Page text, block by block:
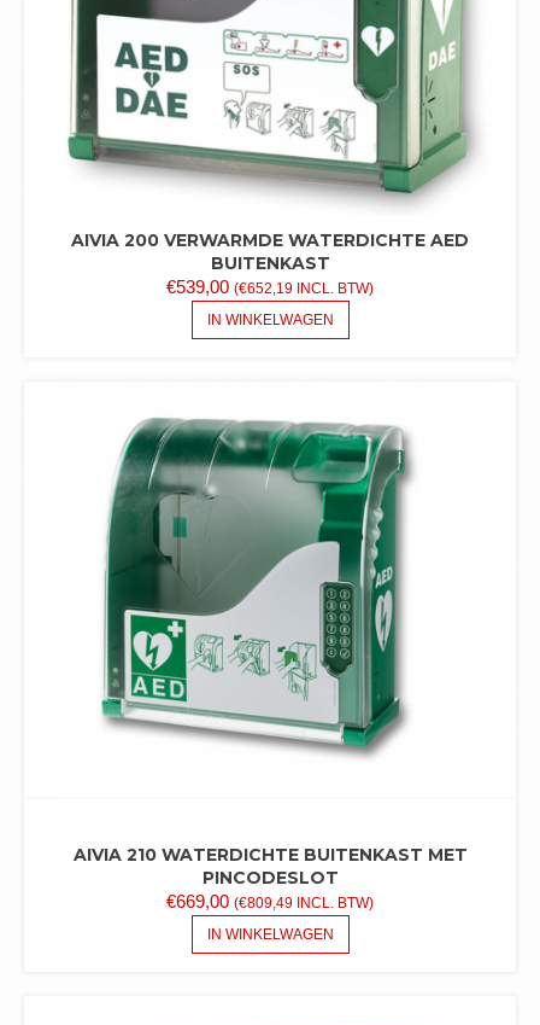
AIVIA 200 VERWARMDE WATERDICHTE AED
BUITENKAST
€539,00 (€652,19 INCL. BTW)
IN WINKELWAGEN
AIVIA 210 WATERDICHTE BUITENKAST MET
PINCODESLOT
€669,00 (€809,49 INCL. BTW)
IN WINKELWAGEN